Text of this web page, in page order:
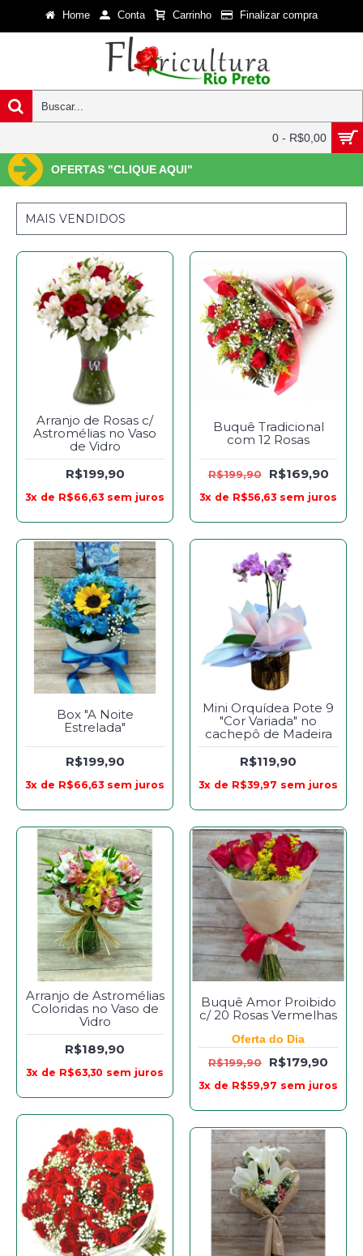
Home Conta Carrinho Finalizar compra
0 - R$0,00
OFERTAS "CLIQUE AQUI"
MAIS VENDIDOS
Arranjo de Rosas c/
Astromélias no Vaso
de Vidro
R$199,90
3x de R$66,63 sem juros
Buquê Tradicional
com 12 Rosas
R$199,90 R$169,90
3x de R$56,63 sem juros
Box "A Noite
Estrelada"
R$199,90
3x de R$66,63 sem juros
Mini Orquídea Pote 9
"Cor Variada" no
cachepô de Madeira
R$119,90
3x de R$39,97 sem juros
Arranjo de Astromélias
Coloridas no Vaso de
Vidro
R$189,90
3x de R$63,30 sem juros
Buquê Amor Proibido
c/ 20 Rosas Vermelhas
Oferta do Dia
R$199,90
R$179,90
3x de R$59,97 sem juros